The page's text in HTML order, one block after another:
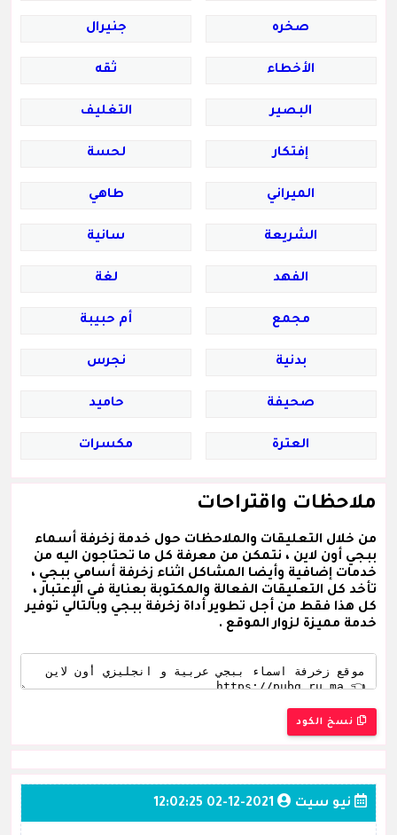
صخره جنيرال
الأخطاء ثقه
البصير التغليف
إفتكار لحسة
الميراني طاهي
الشريعة سانية
الفهد لغة
مجمع أم حبيبة
بدنية نجرس
صحيفة حاميد
العترة مكسرات
ملاحظات واقتراحات
من خلال التعليقات والملاحظات حول خدمة زخرفة أسماء
ببجي أون لاين ، نتمكن من معرفة كل ما تحتاجون اليه من
خدمات إضافية وأيضا المشاكل اثناء زخرفة أسامي ببجي ،
تأخد كل التعليقات الفعالة والمكتوبة بعناية في الإعتبار ،
كل هذا فقط من أجل تطوير أداة زخرفة ببجي وبالتالي توفير
خدمة مميزة لزوار الموقع .
نسخ الكود
نيو سيت 2021-12-02 12:02:25